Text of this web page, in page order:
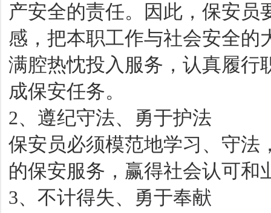
产安全的责任。因此，保安员
感，把本职工作与社会安全的
满腔热忱投入服务，认真履行
成保安任务。
2、遵纪守法、勇于护法
保安员必须模范地学习、守法
的保安服务，赢得社会认可和
3、不计得失、勇于奉献